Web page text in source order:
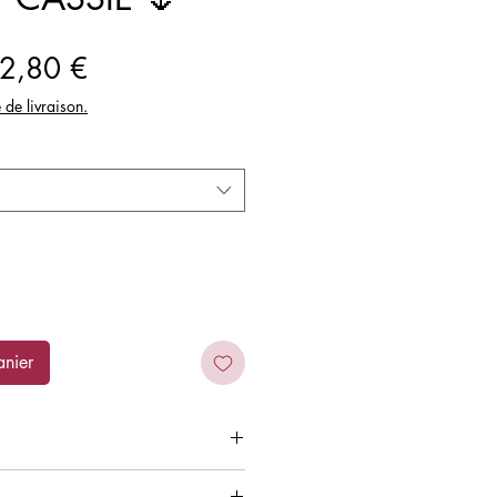
€
de livraison.